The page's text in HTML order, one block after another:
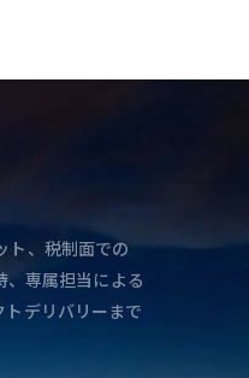
ト、税制面での
専属担当による
デリバリーまで